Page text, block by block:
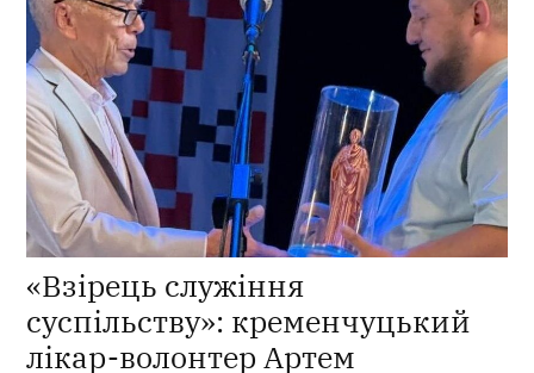
«Взірець служіння
суспільству»: кременчуцький
лікар-волонтер Артем